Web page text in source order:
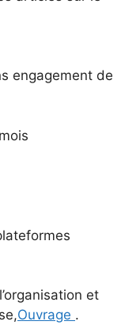
engagement de
et
Ouvrage .